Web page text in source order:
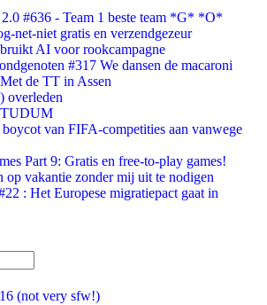
#636 - Team 1 beste team *G* *O*
net-niet gratis en verzendgezeur
AI voor rookcampagne
#317 We dansen de macaroni
de TT in Assen
overleden
van FIFA-competities aan vanwege
Part 9: Gratis en free-to-play games!
op vakantie zonder mij uit te nodigen
: Het Europese migratiepact gaat in
(not very sfw!)